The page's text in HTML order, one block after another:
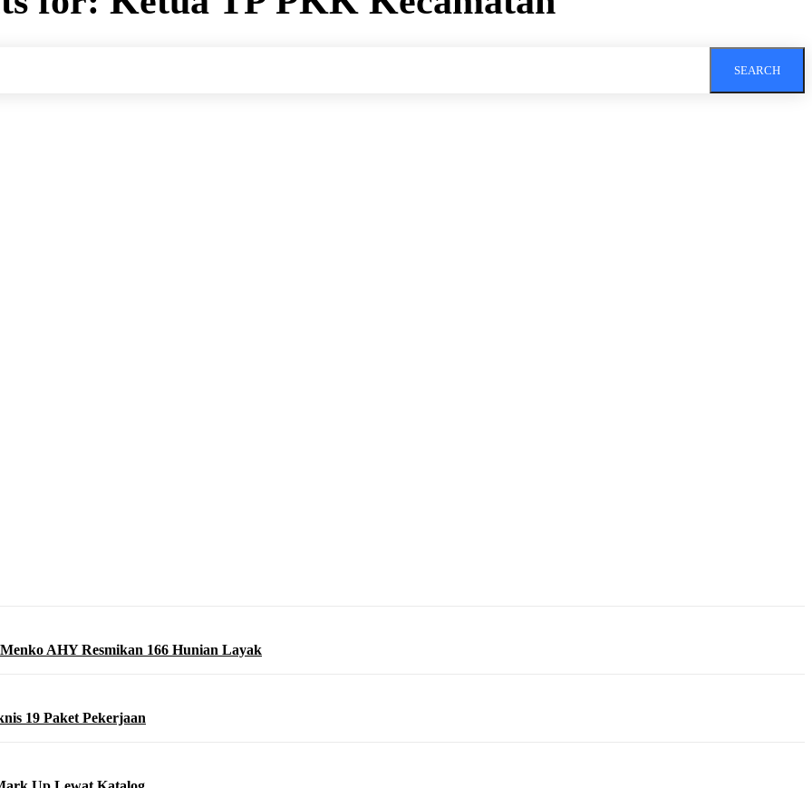
SEARCH
AHY Resmikan 166 Hunian Layak
19 Paket Pekerjaan